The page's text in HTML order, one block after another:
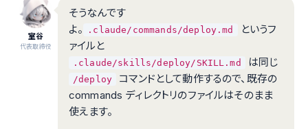
室谷
代表取締役
そうなんです
よ。
.claude/commands/deploy.md
というフ
ァイルと
.claude/skills/deploy/SKILL.md は同じ
/deploy
コマンドとして動作するので、既存の
commands ディレクトリのファイルはそのまま
使えます。